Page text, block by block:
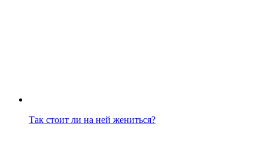
Так стоит ли на ней жениться?